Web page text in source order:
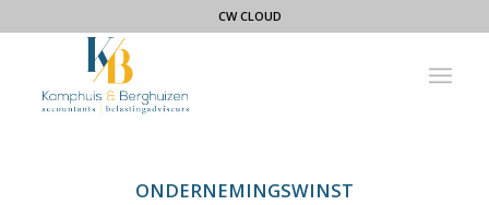
CW CLOUD
ONDERNEMINGSWINST